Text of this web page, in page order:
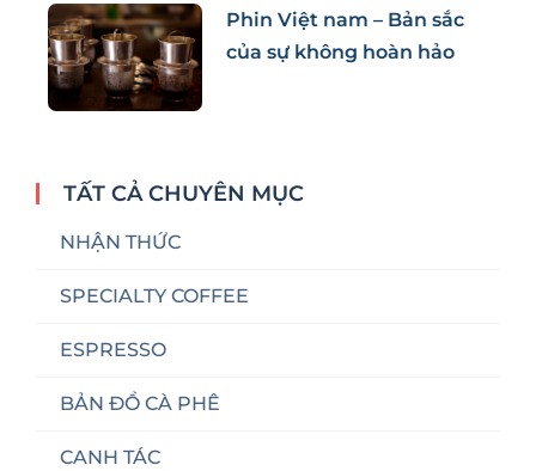
Phin Việt nam – Bản sắc
của sự không hoàn hảo
TẤT CẢ CHUYÊN MỤC
NHẬN THỨC
SPECIALTY COFFEE
ESPRESSO
BẢN ĐỒ CÀ PHÊ
CANH TÁC